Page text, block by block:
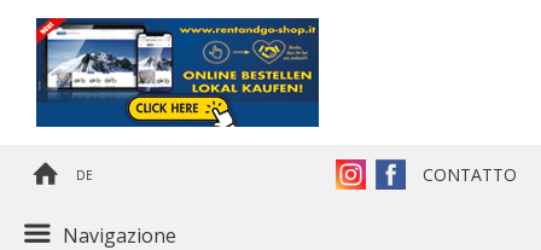
DE CONTATTO
Navigazione